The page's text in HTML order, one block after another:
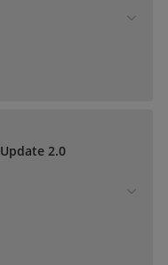
Update 2.0